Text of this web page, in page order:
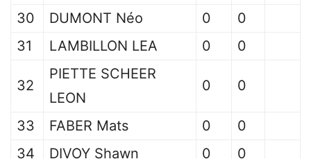
30
DUMONT Néo 0
0
31
LAMBILLON LEA 0 0
32
PIETTE SCHEER
LEON
0 0
33 FABER Mats 0
0
34
DIVOY Shawn 0 0